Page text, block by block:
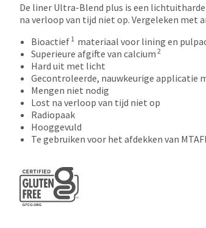
De liner Ultra-Blend plus is een
na verloop van tijd niet op. Vergeleken met
Bioactief 1 materiaal voor lining en
Superieure afgifte van calcium 2
Hard uit met licht
Gecontroleerde, nauwkeurige applicatie
Mengen niet nodig
Lost na verloop van tijd niet op
Radiopaak
Hooggevuld
Te gebruiken voor het afdekken van